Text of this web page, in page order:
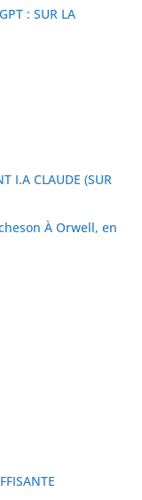
: SUR LA
I.A CLAUDE (SUR
À Orwell, en